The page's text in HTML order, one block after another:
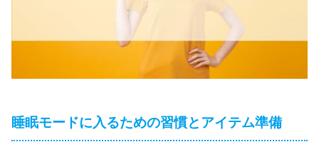
睡眠モードに入るための習慣とアイテム準備